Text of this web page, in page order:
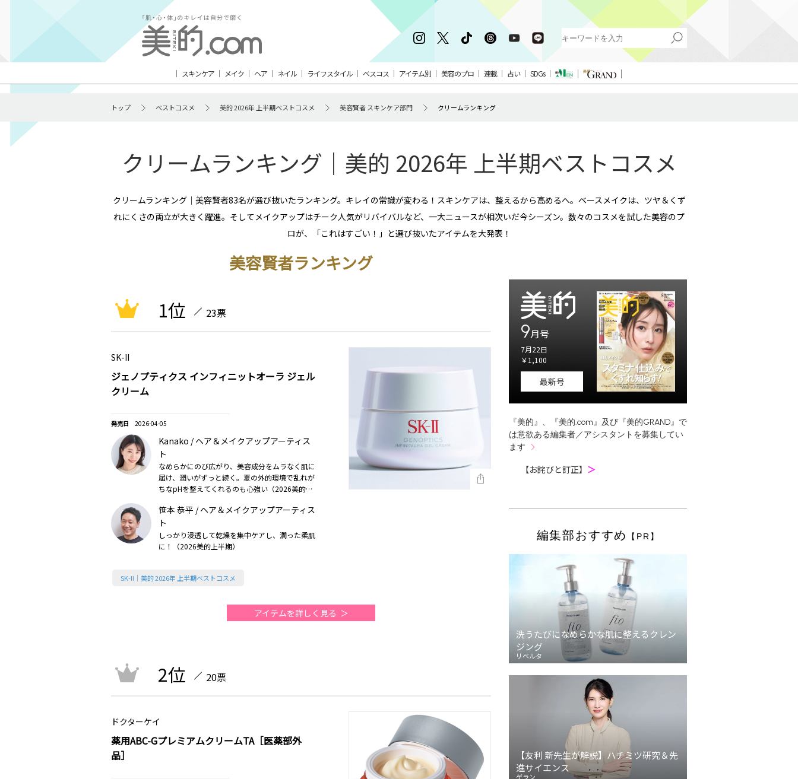
スキンケア メイク ヘア ネイル ライフスタイル ベスコス アイテム別 美容のプロ 連載 占い SDGs
トップ ベストコスメ 美的 2026年 上半期ベストコスメ 美容賢者 スキンケア部門 クリームランキング
クリームランキング｜美的 2026年 上半期ベストコスメ
クリームランキング｜美容賢者83名が選び抜いたランキング。キレイの常識が変わる！スキンケアは、整えるから高めるへ。ベースメイクは、ツヤ＆くず
れにくさの両立が大きく躍進。そしてメイクアップはチーク人気がリバイバルなど、一大ニュースが相次いだ今シーズン。数々のコスメを試した美容のプ
ロが、「これはすごい！」と選び抜いたアイテムを大発表！
美容賢者ランキング
1位 23票
SK-II
ジェノプティクス インフィニットオーラ ジェル
クリーム
2026-04-05
Kanako / ヘア＆メイクアップアーティス
ト
なめらかにのび広がり、美容成分をムラなく肌に
届け、潤いがずっと続く。夏の外的環境で乱れが
ちなpHを整えてくれるのも心強い（2026美的上
笹本 恭平 / ヘア＆メイクアップアーティス
ト
しっかり浸透して乾燥を集中ケアし、潤った柔肌
に！（2026美的上半期）
SK-II｜美的 2026年 上半期ベストコスメ
アイテムを詳しく見る
2位 20票
ドクターケイ
薬用ABC-GプレミアムクリームTA［医薬部外
品］
9月号
7月22日
￥1,100
最新号
『美的』、『美的.com』及び『美的GRAND』で
は意欲ある編集者／アシスタントを募集してい
ます
【お詫びと訂正】 ＞
編集部おすすめ 【PR】
洗うたびになめらかな肌に整えるクレン
ジング
リベルタ
【友利 新先生が解説】ハチミツ研究＆先
進サイエンス
ゲラン